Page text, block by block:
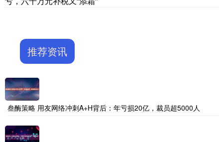
推荐资讯
叁酶策略 用友网络冲刺A+H背后：年亏损20亿，裁员超5000人